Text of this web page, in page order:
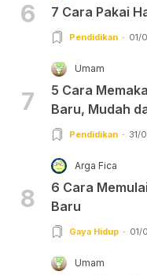
6 7 Cara Pakai
Pendidikan 01/
7
Umam
5 Cara
Baru, Mudah
Pendidikan 31/
8
Arga Fica
6 Cara
Baru
Gaya Hidup 01/
Umam